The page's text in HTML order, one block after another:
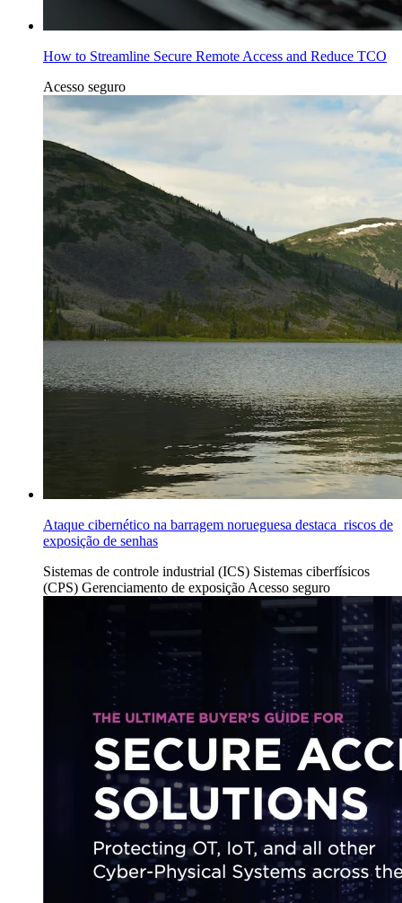
How to Streamline Secure Remote Access and Reduce TCO
Acesso seguro
Ataque cibernético na barragem norueguesa destaca riscos de
exposição de senhas
Sistemas de controle industrial (ICS) Sistemas ciberfísicos
(CPS) Gerenciamento de exposição Acesso seguro